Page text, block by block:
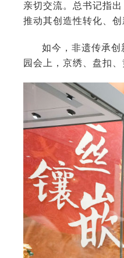
亲切交流。总书记指
推动其创造性转化、
如今，非遗传承
园会上，京绣、盘扣